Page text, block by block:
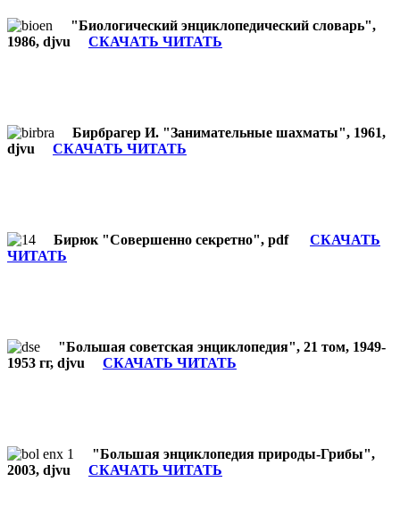
"Биологический энциклопедический словарь",
1986, djvu СКАЧАТЬ ЧИТАТЬ
Бирбрагер И. "Занимательные шахматы", 1961,
djvu СКАЧАТЬ ЧИТАТЬ
Бирюк "Совершенно секретно", pdf СКАЧАТЬ
ЧИТАТЬ
"Большая советская энциклопедия", 21 том, 1949-
1953 гг, djvu СКАЧАТЬ ЧИТАТЬ
"Большая энциклопедия природы-Грибы",
2003, djvu СКАЧАТЬ ЧИТАТЬ